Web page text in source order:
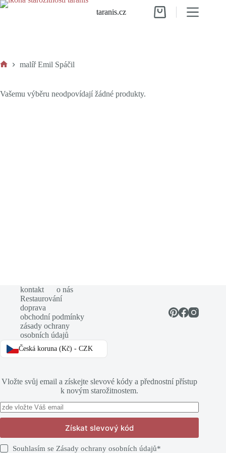
Skip
taranis.cz
Shopping
malíř Emil Spáčil
Vašemu výběru neodpovídají žádné produkty.
kontakt
o nás
Restaurování
doprava
obchodní podmínky
zásady ochrany
osobních údajů
Česká koruna (Kč) - CZK
Vložte svůj email a získejte slevové kódy a přednostní přístup
k novým starožitnostem.
Získat slevový kód
Souhlasím se Zásady ochrany osobních údajů*